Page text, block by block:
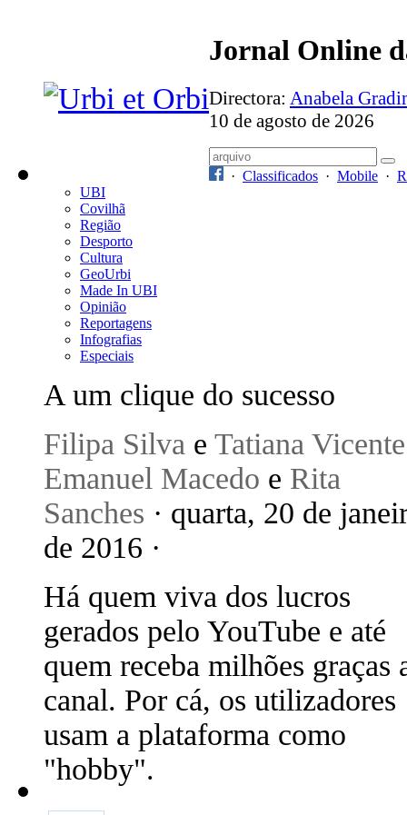
Jornal Online
Directora: Anabela
10 de agosto de 2026
· Classificados · Mobile ·
UBI
Covilhã
Região
Desporto
Cultura
GeoUrbi
Made In UBI
Opinião
Reportagens
Infografias
Especiais
A um clique do sucesso
Filipa Silva e Tatiana Vicente
Emanuel Macedo e Rita
Sanches · quarta, 20 de
de 2016 ·
Há quem viva dos lucros
gerados pelo YouTube e até
quem receba milhões graças
canal. Por cá, os utilizadores
usam a plataforma como
"hobby".